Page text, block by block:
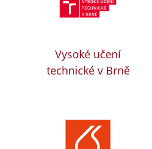
Vysoké učení
technické v Brně